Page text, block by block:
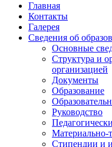
Главная
Контакты
Галерея
Сведения об
Основные
Структура и
организацией
Документы
Образование
Руководство
Материально-
Стипендии и